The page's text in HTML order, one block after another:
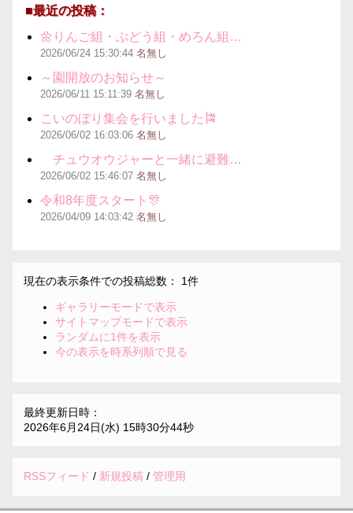
■最近の投稿：
🌼りんご組・ぶどう組・めろん組…
2026/06/24 15:30:44 名無し
～園開放のお知らせ～
2026/06/11 15:11:39 名無し
こいのぼり集会を行いました🎏
2026/06/02 16:03:06 名無し
チュウオウジャーと一緒に避難…
2026/06/02 15:46:07 名無し
令和8年度スタート🎊
2026/04/09 14:03:42 名無し
現在の表示条件での投稿総数： 1件
ギャラリーモードで表示
サイトマップモードで表示
ランダムに1件を表示
今の表示を時系列順で見る
最終更新日時：
2026年6月24日(水) 15時30分44秒
RSSフィード / 新規投稿 /管理用